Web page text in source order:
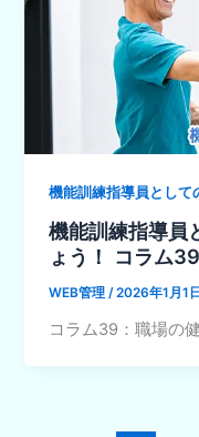
機能訓練指導員として
機能訓練指導員
ょう！ コラム39
WEB管理 /2026年1月1
コラム39：職場の